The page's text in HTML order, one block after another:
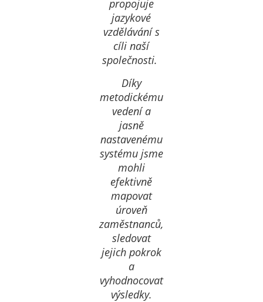
propojuje
jazykové
vzdělávání s
cíli naší
společnosti.
Díky
metodickému
vedení a
jasně
nastavenému
systému jsme
mohli
efektivně
mapovat
úroveň
zaměstnanců,
sledovat
jejich pokrok
a
vyhodnocovat
výsledky.